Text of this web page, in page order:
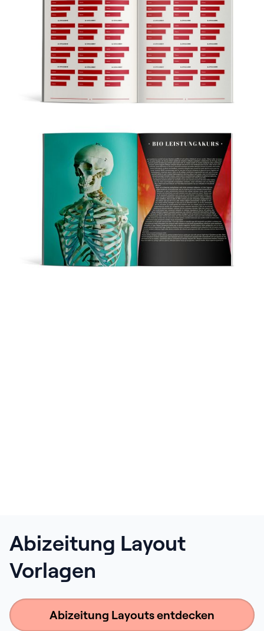
Abizeitung Layout
Vorlagen
Abizeitung Layouts entdecken